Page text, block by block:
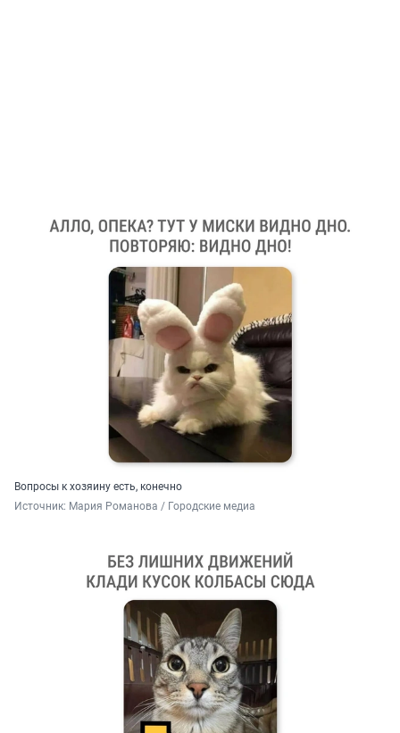
Вопросы к хозяину есть, конечно
Источник: Мария Романова / Городские медиа